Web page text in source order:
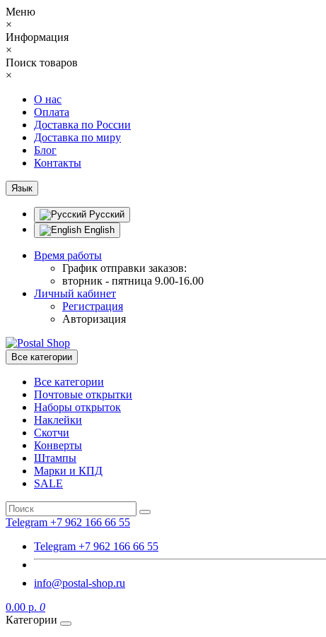
Меню
×
Информация
×
Поиск товаров
×
О нас
Оплата
Доставка по России
Доставка по миру
Блог
Контакты
Язык
Русский
English
Время работы
График отправки заказов:
вторник - пятница 9.00-16.00
Личный кабинет
Регистрация
Авторизация
Все категории
Все категории
Почтовые открытки
Наборы открыток
Наклейки
Скотчи
Конверты
Штампы
Марки и КПД
SALE
Telegram +7 962 166 66 55
Telegram +7 962 166 66 55
info@postal-shop.ru
0.00 р. 0
Категории